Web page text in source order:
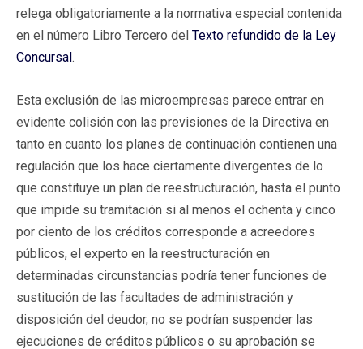
relega obligatoriamente a la normativa especial contenida
en el número Libro Tercero del Texto refundido de la Ley
Concursal.
Esta exclusión de las microempresas parece entrar en
evidente colisión con las previsiones de la Directiva en
tanto en cuanto los planes de continuación contienen una
regulación que los hace ciertamente divergentes de lo
que constituye un plan de reestructuración, hasta el punto
que impide su tramitación si al menos el ochenta y cinco
por ciento de los créditos corresponde a acreedores
públicos, el experto en la reestructuración en
determinadas circunstancias podría tener funciones de
sustitución de las facultades de administración y
disposición del deudor, no se podrían suspender las
ejecuciones de créditos públicos o su aprobación se